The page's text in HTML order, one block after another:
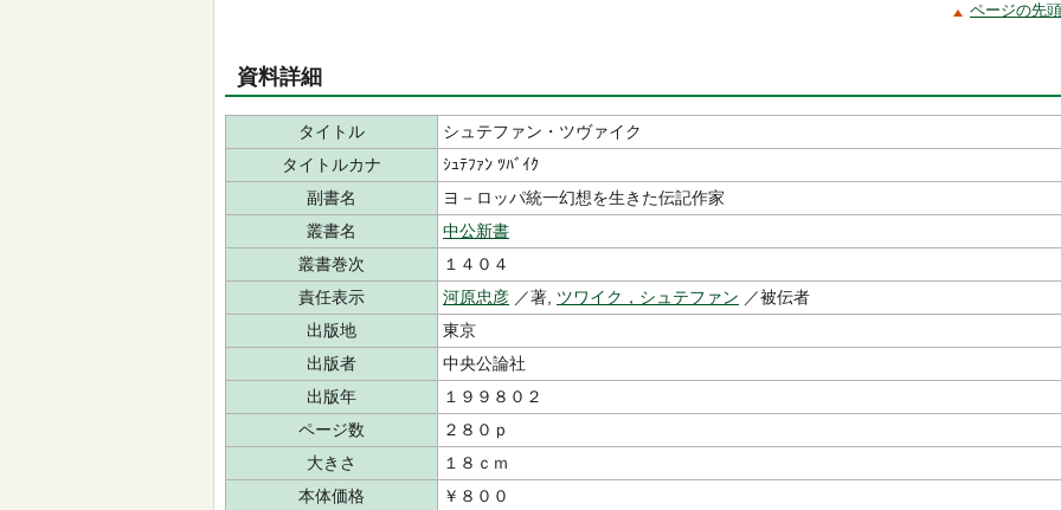
ページの先
資料詳細
タイトル
シュテファン・ツヴァイク
タイトルカナ
ｼｭﾃﾌｧﾝ ﾂﾊﾞｲｸ
副書名
ヨ－ロッパ統一幻想を生きた伝記作家
叢書名
中公新書
叢書巻次
１４０４
責任表示
河原忠彦 ／著, ツワイク，シュテファン ／被伝者
出版地
東京
出版者
中央公論社
出版年
１９９８０２
ページ数
２８０ｐ
大きさ
１８ｃｍ
本体価格
￥８００